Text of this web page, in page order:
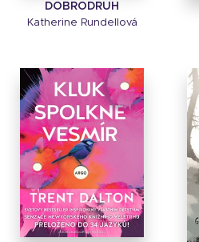
DOBRODRUH
Katherine Rundellová